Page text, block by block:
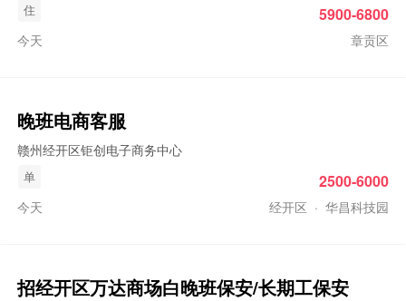
住
今天 章贡区
5900-6800
晚班电商客服
赣州经开区钜创电子商务中心
单
今天 经开区 · 华昌科技园
2500-6000
招经开区万达商场白晚班保安/长期工保安